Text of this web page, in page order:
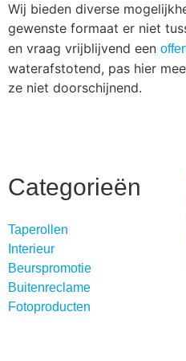
Wij bieden diverse
gewenste formaat er niet
en vraag vrijblijvend een
waterafstotend, pas hier
ze niet doorschijnend.
Categorieën
Taperollen
Interieur
Beurspromotie
Buitenreclame
Fotoproducten